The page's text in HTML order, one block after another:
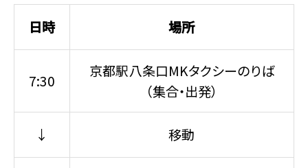
日時 場所
7:30
京都駅八条口MKタクシーのりば
（集合・出発）
↓ 移動